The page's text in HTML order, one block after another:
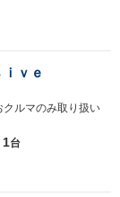
ｖｅ
ルマのみ取り扱い
1台